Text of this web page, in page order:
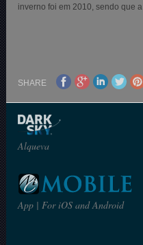
inverno foi em 2010, sendo que
SHARE
Alqueva
App | For iOS and Android